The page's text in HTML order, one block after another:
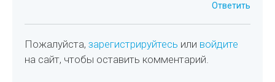
Ответить
Пожалуйста,зарегистрируйтесь или войдите
на сайт, чтобы оставить комментарий.